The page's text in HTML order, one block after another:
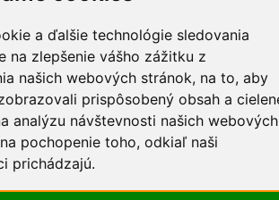
a ďalšie technológie sledovania
na zlepšenie vášho zážitku z
našich webových stránok, na to, aby
prispôsobený obsah a
analýzu návštevnosti našich webových
pochopenie toho, odkiaľ naši
prichádzajú.
dosky
systémy
Okenné kovanie Winkhaus
kovanie Winkhaus
Hahn závesy pre plastové
Posuvné a posuvno-výklopné